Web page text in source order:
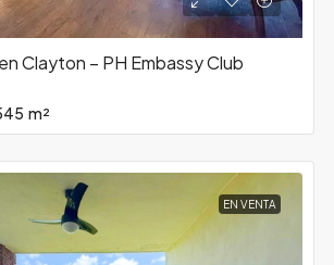
Clayton – PH Embassy Club
m²
EN VENTA